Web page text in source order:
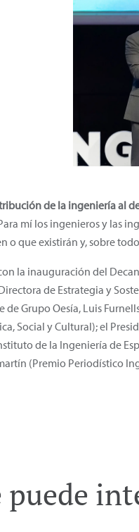
de la ingeniería al
mí los ingenieros y las
o que existirán y, sobre
la inauguración del
de Estrategia y
Grupo Oesía, Luis
Social y Cultural); el
de la Ingeniería de
(Premio Periodístico